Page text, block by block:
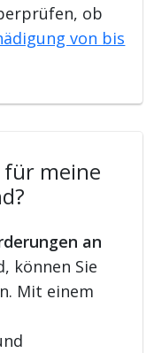
ob
von bis
für meine
an
können Sie
Mit einem